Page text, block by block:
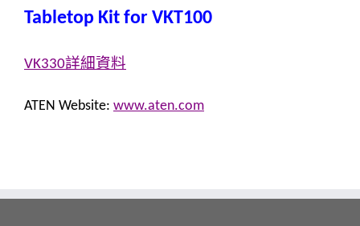
Tabletop Kit for VKT100
VK330詳細資料
ATEN Website: www.aten.com